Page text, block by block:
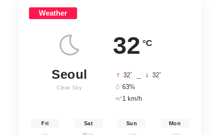
Weather
32 °C
Seoul
Clear Sky
32° 32°
63%
1 km/h
Fri Sat Sun Mon